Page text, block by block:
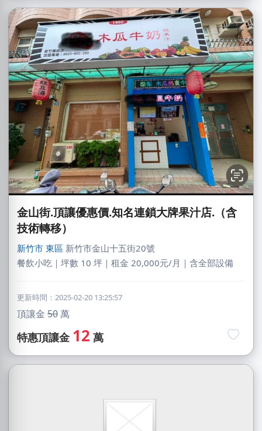
金山街.頂讓優惠價.知名連鎖大牌果汁店.（含
技術轉移）
新竹市 東區 新竹市金山十五街20號
餐飲小吃｜坪數 10 坪｜租金 20,000元/月｜含全部設備
更新時間：2025-02-20 13:25:57
頂讓金 50萬
特惠頂讓金 12 萬